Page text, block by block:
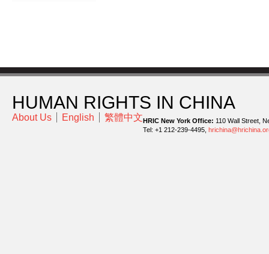
HUMAN RIGHTS IN CHINA
About Us English 繁體中文HRIC New York Office: 110 Wall Street,
Tel: +1 212-239-4495,